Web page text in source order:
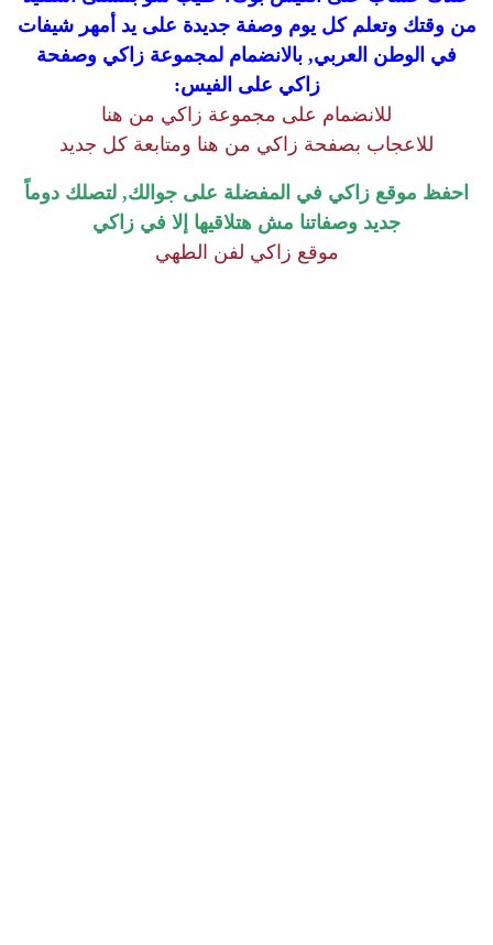
من وقتك وتعلم كل يوم وصفة جديدة على يد أمهر شيفات
في الوطن العربي, بالانضمام لمجموعة زاكي وصفحة
زاكي على الفيس:
للانضمام على مجموعة زاكي من هنا
للاعجاب بصفحة زاكي من هنا ومتابعة كل جديد
احفظ موقع زاكي في المفضلة على جوالك, لتصلك دوماً
جديد وصفاتنا مش هتلاقيها إلا في زاكي
موقع زاكي لفن الطهي